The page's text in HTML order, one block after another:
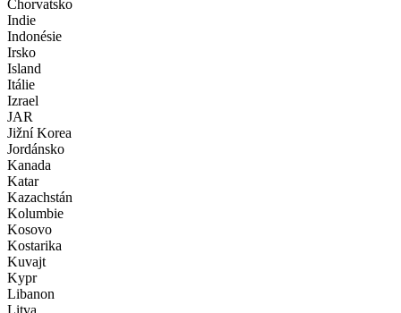
Chorvatsko
Indie
Indonésie
Irsko
Island
Itálie
Izrael
JAR
Jižní Korea
Jordánsko
Kanada
Katar
Kazachstán
Kolumbie
Kosovo
Kostarika
Kuvajt
Kypr
Libanon